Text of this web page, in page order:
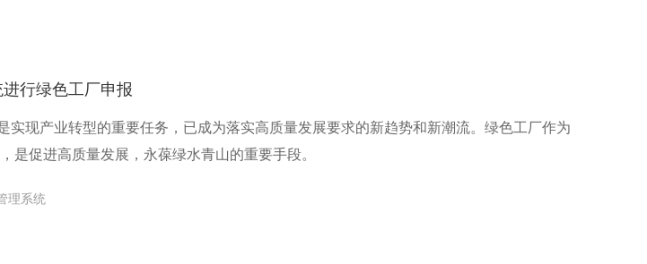
行绿色工厂申报
实现产业转型的重要任务，已成为落实高质量发展要求的新趋势和新潮流。绿色工厂作为
是促进高质量发展，永葆绿水青山的重要手段。
理系统